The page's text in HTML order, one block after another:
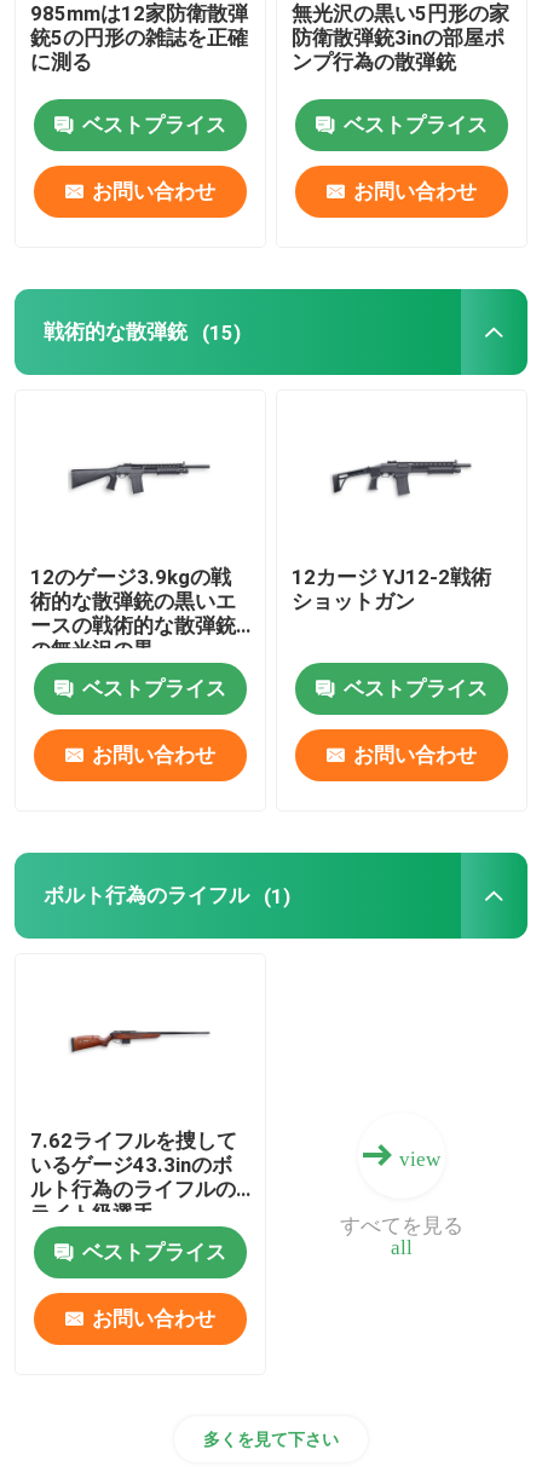
連絡 ください
ニュース
半自動散弾銃
家防衛散弾銃
ボルト行為のライフル
半自動小銃
散弾銃上のおよび
銃の光学
985mmは12家防衛散弾
銃5の円形の雑誌を正確
に測る
ベストプライス
お問い合わせ
無光沢の黒い5円形の家
防衛散弾銃3inの部屋ポ
ンプ行為の散弾銃
ベストプライス
お問い合わせ
戦術的な散弾銃 (15)
12のゲージ3.9kgの戦
術的な散弾銃の黒いエ
ースの戦術的な散弾銃
の無光沢の黒
ベストプライス
お問い合わせ
12カージ YJ12-2戦術
ショットガン
ベストプライス
お問い合わせ
ボルト行為のライフル (1)
7.62ライフルを捜して
いるゲージ43.3inのボ
ルト行為のライフルの
ライト級選手
ベストプライス
お問い合わせ
view
all
すべてを見る
多くを見て下さい